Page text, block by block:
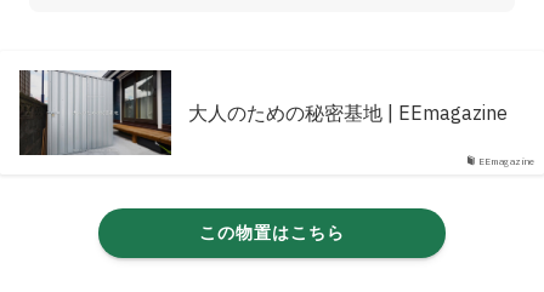
EEmagazine
大人のための秘密基地 | EEmagazine
この物置はこちら